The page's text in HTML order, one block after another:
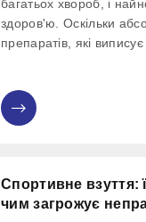
багатьох хвороб, і
здоров'ю. Оскільки
препаратів, які
чином, надаючи
ефект, надаючи
Спортивне взуття:
чим загрожує